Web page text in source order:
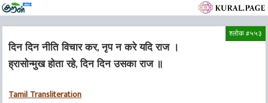
श्लोक #५५३
दिन दिन नीति विचार कर, नृप न करे यदि राज ।
ह्रासोन्मुख होता रहे, दिन दिन उसका राज ॥
Tamil Transliteration